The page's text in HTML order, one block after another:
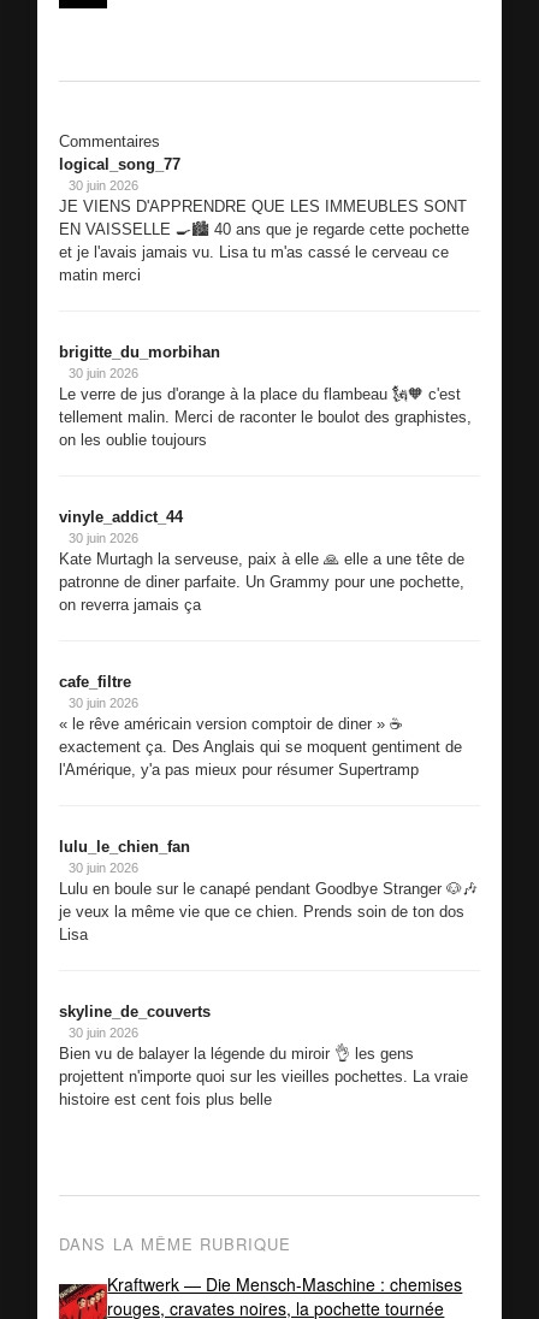
Commentaires
logical_song_77
30 juin 2026
JE VIENS D'APPRENDRE QUE LES IMMEUBLES SONT
EN VAISSELLE 🍳🏙️ 40 ans que je regarde cette pochette
et je l'avais jamais vu. Lisa tu m'as cassé le cerveau ce
matin merci
brigitte_du_morbihan
30 juin 2026
Le verre de jus d'orange à la place du flambeau 🗽🧡 c'est
tellement malin. Merci de raconter le boulot des graphistes,
on les oublie toujours
vinyle_addict_44
30 juin 2026
Kate Murtagh la serveuse, paix à elle 🙏 elle a une tête de
patronne de diner parfaite. Un Grammy pour une pochette,
on reverra jamais ça
cafe_filtre
30 juin 2026
« le rêve américain version comptoir de diner » ☕
exactement ça. Des Anglais qui se moquent gentiment de
l'Amérique, y'a pas mieux pour résumer Supertramp
lulu_le_chien_fan
30 juin 2026
Lulu en boule sur le canapé pendant Goodbye Stranger 🐶🎶
je veux la même vie que ce chien. Prends soin de ton dos
Lisa
skyline_de_couverts
30 juin 2026
Bien vu de balayer la légende du miroir 👌 les gens
projettent n'importe quoi sur les vieilles pochettes. La vraie
histoire est cent fois plus belle
DANS LA MÊME RUBRIQUE
Kraftwerk — Die Mensch-Maschine : chemises
rouges, cravates noires, la pochette tournée